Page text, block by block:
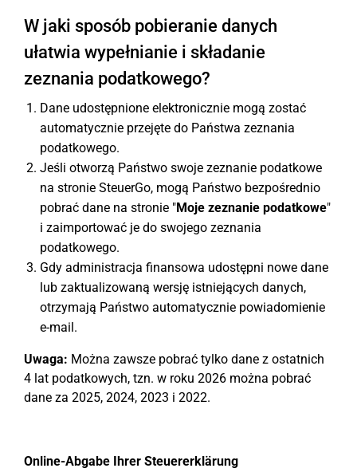
W jaki sposób pobieranie danych
ułatwia wypełnianie i składanie
zeznania podatkowego?
Dane udostępnione elektronicznie mogą zostać
automatycznie przejęte do Państwa zeznania
podatkowego.
Jeśli otworzą Państwo swoje zeznanie podatkowe
na stronie SteuerGo, mogą Państwo bezpośrednio
pobrać dane na stronie "Moje zeznanie podatkowe"
i zaimportować je do swojego zeznania
podatkowego.
Gdy administracja finansowa udostępni nowe dane
lub zaktualizowaną wersję istniejących danych,
otrzymają Państwo automatycznie powiadomienie
e-mail.
Uwaga: Można zawsze pobrać tylko dane z ostatnich
4 lat podatkowych, tzn. w roku 2026 można pobrać
dane za 2025, 2024, 2023 i 2022.
Online-Abgabe Ihrer Steuererklärung